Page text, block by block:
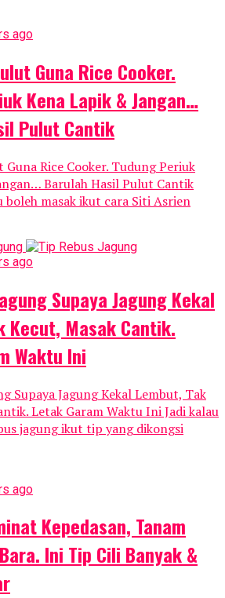
ago
Guna Rice Cooker.
Kena Lapik & Jangan…
Pulut Cantik
Rice Cooker. Tudung Periuk
Barulah Hasil Pulut Cantik
boleh masak ikut cara Siti Asrien
ago
Supaya Jagung Kekal
Kecut, Masak Cantik.
Waktu Ini
Supaya Jagung Kekal Lembut, Tak
Letak Garam Waktu Ini Jadi kalau
jagung ikut tip yang dikongsi
ago
Kepedasan, Tanam
Ini Tip Cili Banyak &